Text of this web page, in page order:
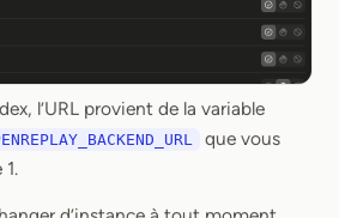
l’URL provient de la variable
que vous